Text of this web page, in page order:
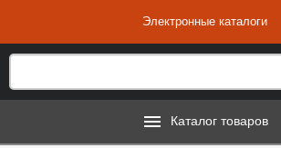
Электронные каталоги
Каталог товаров